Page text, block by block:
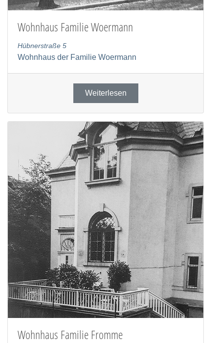
Wohnhaus Familie Woermann
Hübnerstraße 5
Wohnhaus der Familie Woermann
Weiterlesen
Wohnhaus Familie Fromme